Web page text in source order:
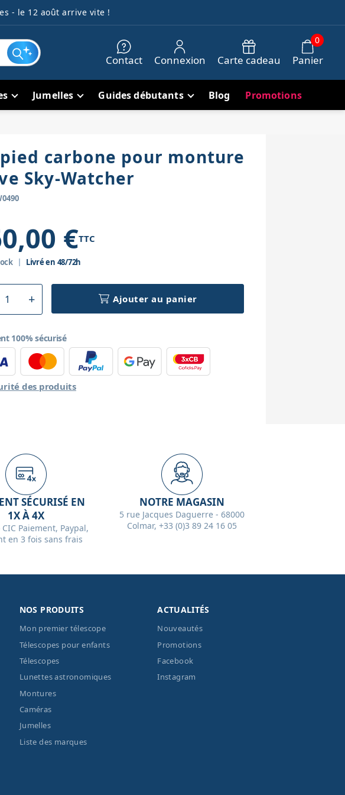
- le 12 août arrive vite !
Contact Connexion Carte cadeau Panier
0
Jumelles Guides débutants Blog Promotions
carbone pour monture
Sky-Watcher
€TTC
Livré en 48/72h
Ajouter au panier
100% sécurisé
des produits
SÉCURISÉ EN
1X À 4X
Paiement, Paypal,
en 3 fois sans frais
NOTRE MAGASIN
5 rue Jacques Daguerre - 68000
Colmar, +33 (0)3 89 24 16 05
NOS PRODUITS
Mon premier télescope
Télescopes pour enfants
Télescopes
Lunettes astronomiques
Montures
Caméras
Jumelles
Liste des marques
ACTUALITÉS
Nouveautés
Promotions
Facebook
Instagram